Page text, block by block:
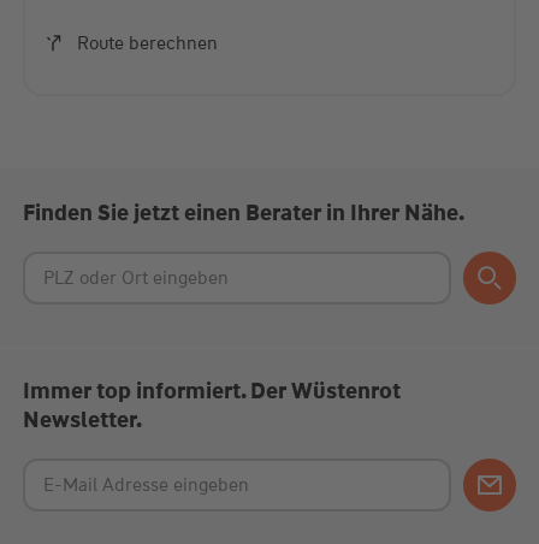
Route berechnen
Finden Sie jetzt einen Berater in Ihrer Nähe.
Immer top informiert. Der Wüstenrot
Newsletter.